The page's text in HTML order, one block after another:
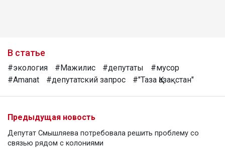
В статье
#экология #Мажилис #депутаты
#мусор
#Amanat
#депутатский запрос #"Таза Қазақстан"
Предыдущая новость
Депутат Смышляева потребовала решить проблему со
связью рядом с колониями